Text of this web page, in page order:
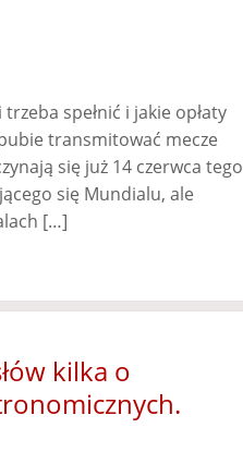
spełnić i jakie opłaty
transmitować mecze
się już 14 czerwca tego
się Mundialu, ale
[…]
kilka o